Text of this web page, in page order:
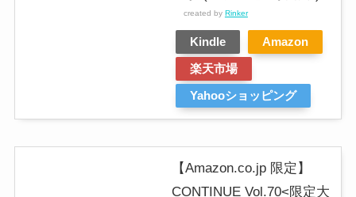
created by Rinker
Kindle
Amazon
楽天市場
Yahooショッピング
【Amazon.co.jp 限定】
CONTINUE Vol.70<限定大